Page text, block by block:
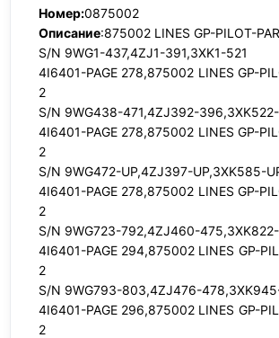
Номер:0875002
Описание:875002 LINES GP-PILOT-
S/N 9WG1-437,4ZJ1-391,3XK1-521
4I6401-PAGE 278,875002 LINES GP-
2
S/N 9WG438-471,4ZJ392-
4I6401-PAGE 278,875002 LINES GP-
2
S/N 9WG472-UP,4ZJ397-UP,3XK585-
4I6401-PAGE 278,875002 LINES GP-
2
S/N 9WG723-792,4ZJ460-
4I6401-PAGE 294,875002 LINES GP-
2
S/N 9WG793-803,4ZJ476-
4I6401-PAGE 296,875002 LINES GP-
2